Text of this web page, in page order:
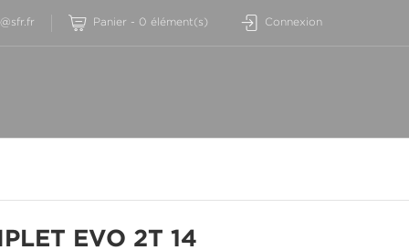
Panier - 0 élément(s) Connexion
EVO 2T 14